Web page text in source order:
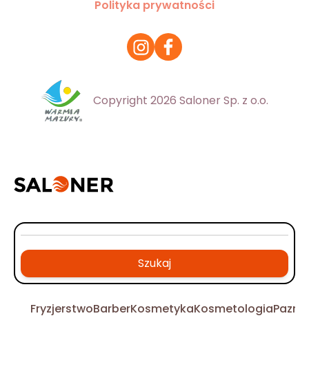
Polityka prywatności
Copyright 2026 Saloner Sp. z o.o.
Szukaj
FryzjerstwoBarberKosmetykaKosmetologia